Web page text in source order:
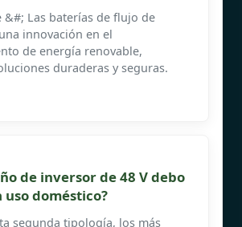
&#; Las baterías de flujo de
innovación en el
de energía renovable,
duraderas y seguras.
de inversor de 48 V debo
doméstico?
segunda tipología, los más